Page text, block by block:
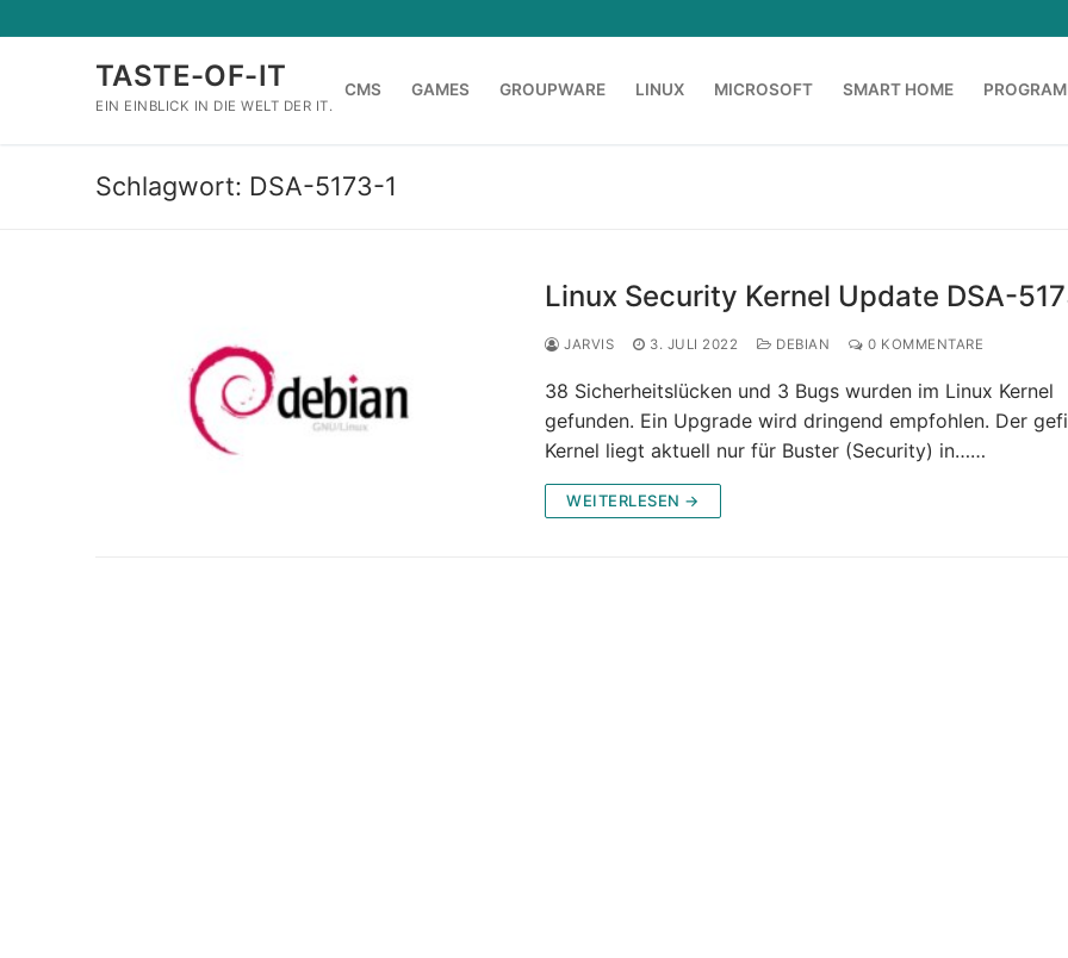
Inhalt
TASTE-OF-IT
EIN EINBLICK IN DIE WELT DER IT.
CMS GAMES GROUPWARE LINUX MICROSOFT SMART HOME
Schlagwort: DSA-5173-1
Linux Security Kernel Update DSA-
JARVIS 3. JULI 2022 DEBIAN 0 KOMMENTARE
38 Sicherheitslücken und 3 Bugs wurden im Linux Kernel
gefunden. Ein Upgrade wird dringend empfohlen. Der
Kernel liegt aktuell nur für Buster (Security) in……
WEITERLESEN →